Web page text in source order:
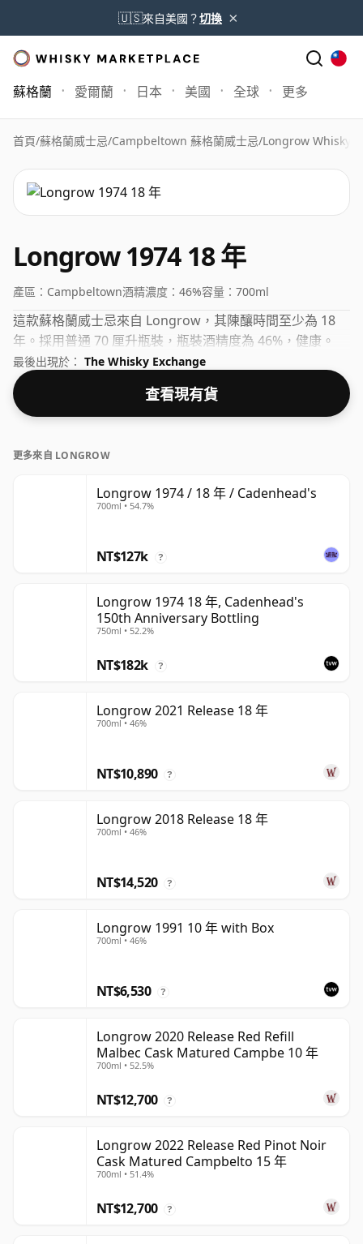
🇺🇸來自美國？切換 ×
蘇格蘭 愛爾蘭 日本 美國 全球 更多
首頁/蘇格蘭威士忌/Campbeltown 蘇格蘭威士忌/Longrow Whisky
Longrow 1974 18 年
產區： Campbeltown酒精濃度： 46%容量： 700ml
這款蘇格蘭威士忌來自 Longrow，其陳釀時間至少為 18
年。採用普通 70 厘升瓶裝，瓶裝酒精度為 46%，健康。
最後出現於： The Whisky Exchange
查看現有貨
更多來自 LONGROW
Longrow 1974 / 18 年 / Cadenhead's
700ml • 54.7%
NT$127k ?
Longrow 1974 18 年, Cadenhead's
150th Anniversary Bottling
750ml • 52.2%
NT$182k ?
Longrow 2021 Release 18 年
700ml • 46%
NT$10,890 ?
Longrow 2018 Release 18 年
700ml • 46%
NT$14,520 ?
Longrow 1991 10 年 with Box
700ml • 46%
NT$6,530 ?
Longrow 2020 Release Red Refill
Malbec Cask Matured Campbe 10 年
700ml • 52.5%
NT$12,700 ?
Longrow 2022 Release Red Pinot Noir
Cask Matured Campbelto 15 年
700ml • 51.4%
NT$12,700 ?